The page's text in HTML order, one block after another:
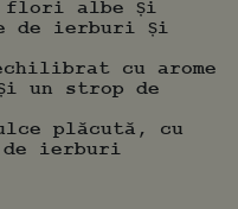
flori albe și
de ierburi și
cu arome
un strop de
plăcută, cu
ierburi